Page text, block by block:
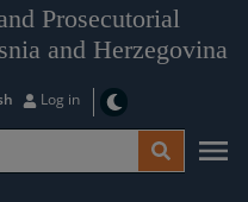
Prosecutorial
and Herzegovina
Log in